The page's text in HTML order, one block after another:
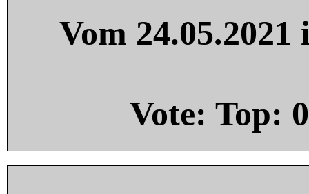
Vom
Vote: Top: 0